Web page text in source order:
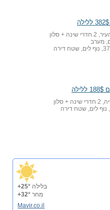
+ סלון
מערב
סלון
בלילה +25°
מחר +32°
Mavir.co.il